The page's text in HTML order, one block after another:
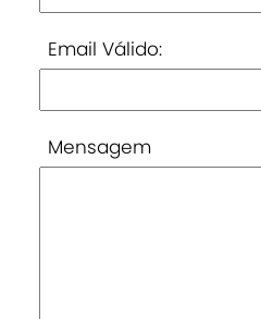
Email Válido:
Mensagem